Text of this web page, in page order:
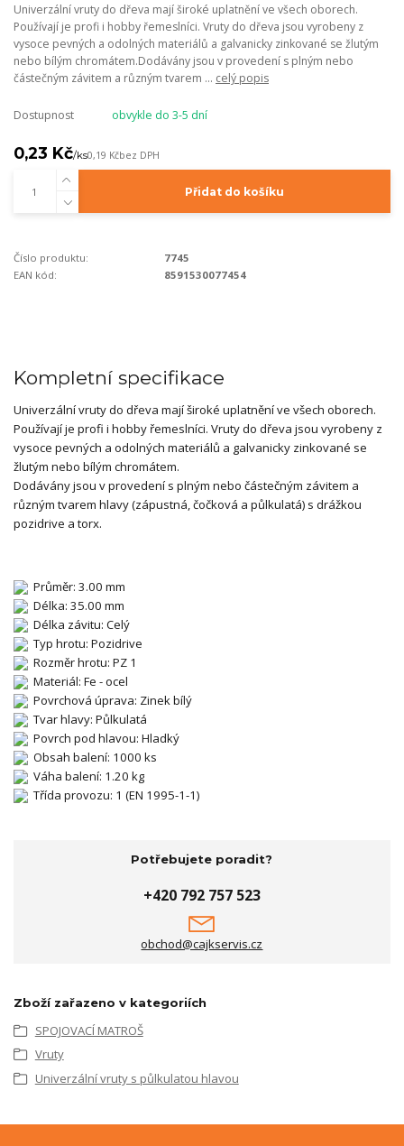
Univerzální vruty do dřeva mají široké uplatnění ve všech oborech.
Používají je profi i hobby řemeslníci. Vruty do dřeva jsou vyrobeny z
vysoce pevných a odolných materiálů a galvanicky zinkované se žlutým
nebo bílým chromátem.Dodávány jsou v provedení s plným nebo
částečným závitem a různým tvarem ... celý popis
Dostupnost obvykle do 3-5 dní
0,23 Kč/ks0,19 Kčbez DPH
Přidat do košíku
Číslo produktu:
7745
EAN kód:
8591530077454
Kompletní specifikace
Univerzální vruty do dřeva mají široké uplatnění ve všech oborech.
Používají je profi i hobby řemeslníci. Vruty do dřeva jsou vyrobeny z
vysoce pevných a odolných materiálů a galvanicky zinkované se
žlutým nebo bílým chromátem.
Dodávány jsou v provedení s plným nebo částečným závitem a
různým tvarem hlavy (zápustná, čočková a půlkulatá) s drážkou
pozidrive a torx.
Průměr: 3.00 mm
Délka: 35.00 mm
Délka závitu: Celý
Typ hrotu: Pozidrive
Rozměr hrotu: PZ 1
Materiál: Fe - ocel
Povrchová úprava: Zinek bílý
Tvar hlavy: Půlkulatá
Povrch pod hlavou: Hladký
Obsah balení: 1000 ks
Váha balení: 1.20 kg
Třída provozu: 1 (EN 1995-1-1)
Potřebujete poradit?
+420 792 757 523
obchod@cajkservis.cz
Zboží zařazeno v kategoriích
SPOJOVACÍ MATROŠ
Vruty
Univerzální vruty s půlkulatou hlavou